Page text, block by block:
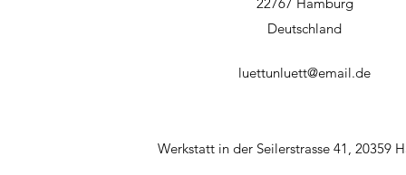
Deutschland
luettunluett@email.de
Werkstatt in der Seilerstrasse 41, 20359